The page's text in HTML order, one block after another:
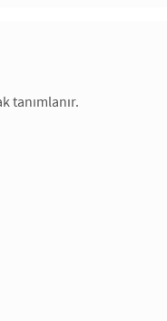
tanımlanır.